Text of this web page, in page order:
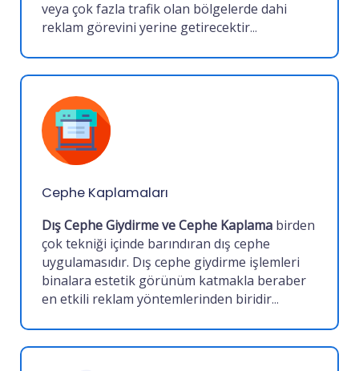
veya çok fazla trafik olan bölgelerde dahi
reklam görevini yerine getirecektir...
Cephe Kaplamaları
Dış Cephe Giydirme ve Cephe Kaplama birden
çok tekniği içinde barındıran dış cephe
uygulamasıdır. Dış cephe giydirme işlemleri
binalara estetik görünüm katmakla beraber
en etkili reklam yöntemlerinden biridir...